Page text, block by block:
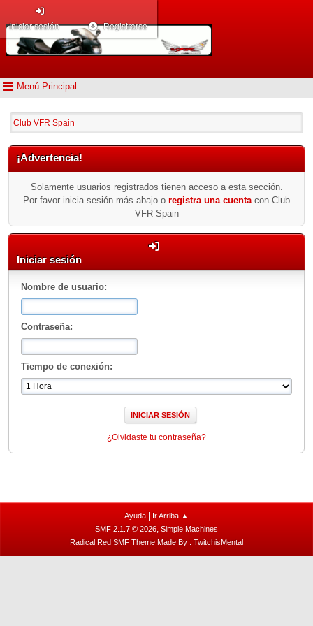
Menú Principal
Iniciar sesión Registrarse
Club VFR Spain
¡Advertencia!
Solamente usuarios registrados tienen acceso a esta sección.
Por favor inicia sesión más abajo o registra una cuenta con Club
VFR Spain
Iniciar sesión
Nombre de usuario:
Contraseña:
Tiempo de conexión:
¿Olvidaste tu contraseña?
Ayuda
Ir Arriba ▲
SMF 2.1.7 © 2026, Simple Machines
Radical Red SMF Theme Made By : TwitchisMental